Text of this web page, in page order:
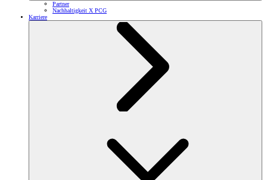
Partner
Nachhaltigkeit X PCG
Karriere